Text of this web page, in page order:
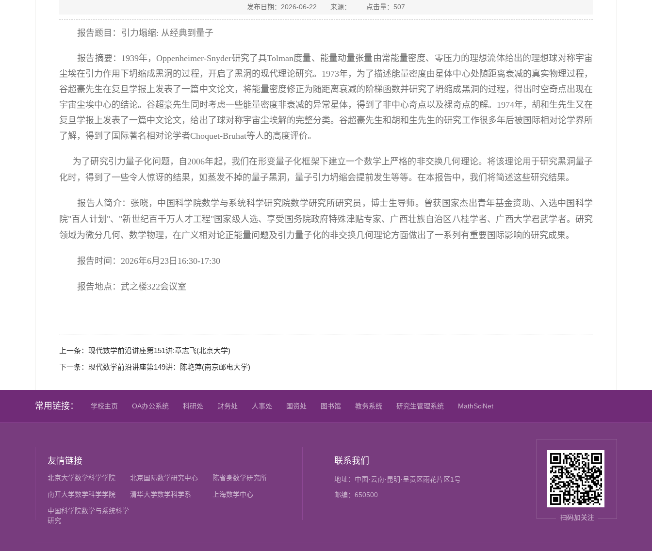
发布日期：2026-06-22 来源： 点击量： 507
报告题目 ： 引力塌缩: 从经典到量子
报告摘要： 1939年，Oppenheimer-Snyder研究了具Tolman度量、能量动量张量由常能量密度、零压力的理想流体给出的理想球对称宇宙
尘埃在引力作用下坍缩成黑洞的过程，开启了黑洞的现代理论研究。1973年，为了描述能量密度由星体中心处随距离衰减的真实物理过程，
谷超豪先生在复旦学报上发表了一篇中文论文，将能量密度修正为随距离衰减的阶梯函数并研究了坍缩成黑洞的过程，得出时空奇点出现在
宇宙尘埃中心的结论。谷超豪先生同时考虑一些能量密度非衰减的异常星体，得到了非中心奇点以及裸奇点的解。1974年，胡和生先生又在
复旦学报上发表了一篇中文论文，给出了球对称宇宙尘埃解的完整分类。谷超豪先生和胡和生先生的研究工作很多年后被国际相对论学界所
了解，得到了国际著名相对论学者Choquet-Bruhat等人的高度评价。
为了研究引力量子化问题，自2006年起，我们在形变量子化框架下建立一个数学上严格的非交换几何理论。将该理论用于研究黑洞量子
化时，得到了一些令人惊讶的结果，如蒸发不掉的量子黑洞，量子引力坍缩会提前发生等等。在本报告中，我们将简述这些研究结果。
报告人简介： 张晓，中国科学院数学与系统科学研究院数学研究所研究员，博士生导师。曾获国家杰出青年基金资助、入选中国科学
院"百人计划"、"新世纪百千万人才工程"国家级人选、享受国务院政府特殊津贴专家、广西壮族自治区八桂学者、广西大学君武学者。研究
领域为微分几何、数学物理，在广义相对论正能量问题及引力量子化的非交换几何理论方面做出了一系列有重要国际影响的研究成果。
报告时间 ：2026年6月23日16:30-17:30
报告地点： 武之楼322会议室
上一条： 现代数学前沿讲座第151讲:章志飞(北京大学)
下一条： 现代数学前沿讲座第149讲：陈艳萍(南京邮电大学)
常用链接： 学校主页 OA办公系统 科研处 财务处 人事处 国资处 图书馆 教务系统 研究生管理系统 MathSciNet
友情链接
北京大学数学科学学院 北京国际数学研究中心 陈省身数学研究所
南开大学数学科学学院 清华大学数学科学系 上海数学中心
中国科学院数学与系统科学
研究
联系我们
地址：中国·云南·昆明·呈贡区雨花片区1号
邮编：650500